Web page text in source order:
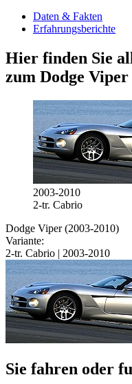
Daten & Fakten
Erfahrungsberichte
Hier finden Sie
zum Dodge Viper
2003-2010
2-tr. Cabrio
Dodge Viper (2003-2010)
Variante:
2-tr. Cabrio | 2003-2010
Sie fahren oder